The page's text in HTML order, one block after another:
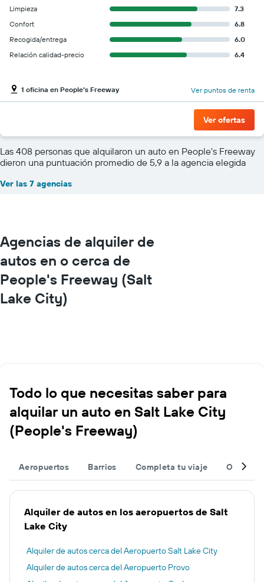
Limpieza
7.3
Confort
6.8
Recogida/entrega
6.0
Relación calidad-precio
6.4
1 oficina en People's Freeway Ver puntos de renta
Ver ofertas
Las 408 personas que alquilaron un auto en People's Freeway
dieron una puntuación promedio de 5,9 a la agencia elegida
Ver las 7 agencias
Agencias de alquiler de
autos en o cerca de
People's Freeway (Salt
Lake City)
Todo lo que necesitas saber para
alquilar un auto en Salt Lake City
(People's Freeway)
Aeropuertos Barrios Completa tu viaje Otros
Alquiler de autos en los aeropuertos de Salt
Lake City
Alquiler de autos cerca del Aeropuerto Salt Lake City
Alquiler de autos cerca del Aeropuerto Provo